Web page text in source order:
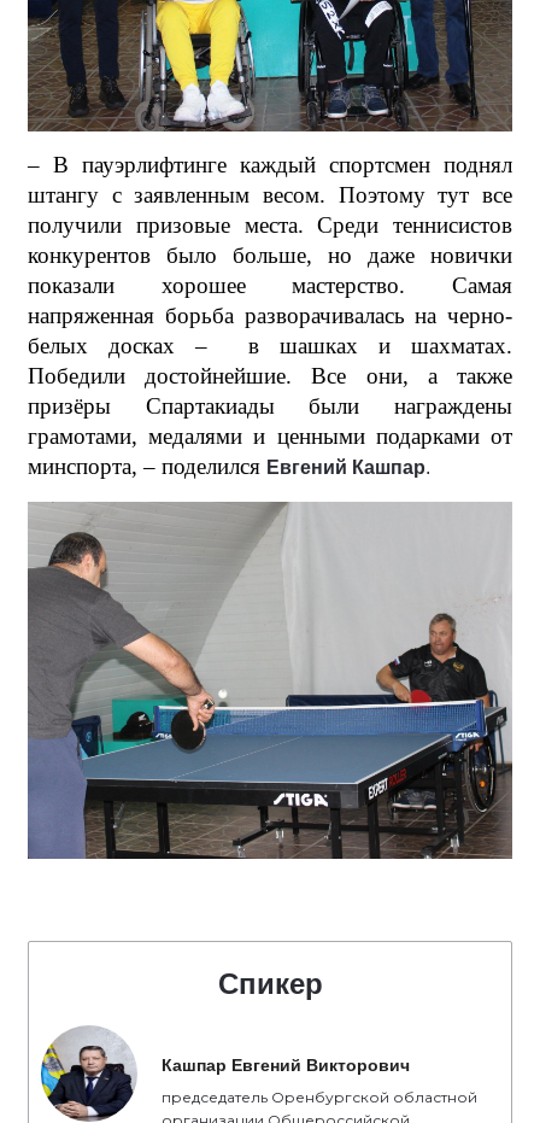
– В пауэрлифтинге каждый спортсмен поднял
штангу с заявленным весом. Поэтому тут все
получили призовые места. Среди теннисистов
конкурентов было больше, но даже новички
показали хорошее мастерство. Самая
напряженная борьба разворачивалась на черно-
белых досках –
в шашках и шахматах.
Победили достойнейшие. Все они, а также
призёры Спартакиады были награждены
грамотами, медалями и ценными подарками от
минспорта, – поделился Евгений Кашпар.
Спикер
Кашпар Евгений Викторович
председатель Оренбургской областной